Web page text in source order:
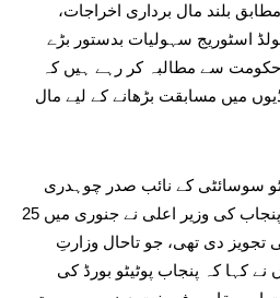
بلند مال برداری اخراجات،
اسٹوریج سہولیات بدستور بڑے
سے مطالبہ کر رہے ہیں کہ
میں مسابقت بڑھانے کے لیے مال
سوسائٹی کے نائب صدر چوہدری
مقصود احمد جٹ کے مطابق پنجاب کی وزیر اعلی نے جنوری میں 25
دی تھی، جو تاحال وزارتِ
کہا کہ پنجاب پوٹیٹو بورڈ کی